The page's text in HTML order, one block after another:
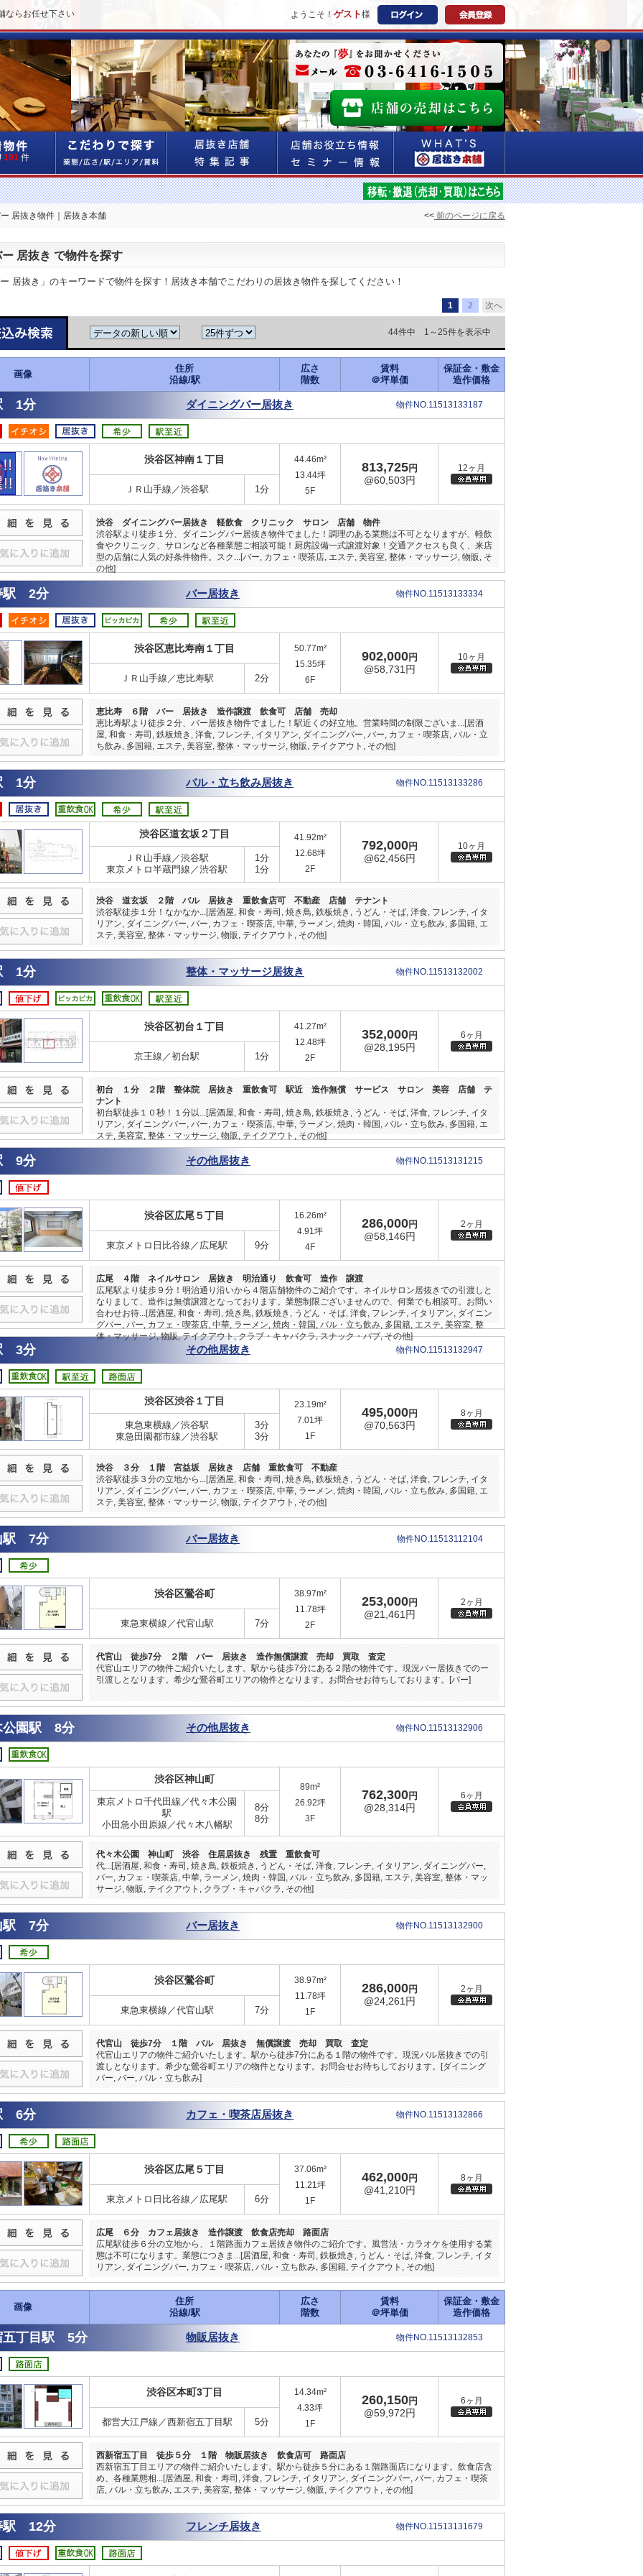
ならお任せ下さい ようこそ！ ゲスト様
191 件
居抜き物件｜居抜き本舗 << 前のページに戻る
居抜き で物件を探す
居抜き」のキーワードで物件を探す！居抜き本舗でこだわりの居抜き物件を探してください！
1 2 次へ
44件中 1～25件を表示中
画像
住所
沿線/駅
広さ
階数
賃料
＠坪単価
保証金・敷金
造作価格
1分 ダイニングバー居抜き 物件NO.11513133187
渋谷区神南１丁目
44.46m²
13.44坪
5F
813,725円
@60,503円
12ヶ月
ＪＲ山手線／渋谷駅 1分
渋谷 ダイニングバー居抜き 軽飲食 クリニック サロン 店舗 物件
渋谷駅より徒歩１分、ダイニングバー居抜き物件でました！調理のある業態は不可となりますが、軽飲
食やクリニック、サロンなど各種業態ご相談可能！厨房設備一式譲渡対象！交通アクセスも良く、来店
型の店舗に人気の好条件物件。スク...[バー, カフェ・喫茶店, エステ, 美容室, 整体・マッサージ, 物販, そ
の他]
駅 2分 バー居抜き 物件NO.11513133334
渋谷区恵比寿南１丁目
50.77m²
15.35坪
6F
902,000円
@58,731円
10ヶ月
ＪＲ山手線／恵比寿駅 2分
恵比寿 ６階 バー 居抜き 造作譲渡 飲食可 店舗 売却
恵比寿駅より徒歩２分、バー居抜き物件でました！駅近くの好立地。営業時間の制限ございま...[居酒
屋, 和食・寿司, 鉄板焼き, 洋食, フレンチ, イタリアン, ダイニングバー, バー, カフェ・喫茶店, バル・立
ち飲み, 多国籍, エステ, 美容室, 整体・マッサージ, 物販, テイクアウト, その他]
1分 バル・立ち飲み居抜き 物件NO.11513133286
渋谷区道玄坂２丁目
41.92m²
12.68坪
2F
792,000円
@62,456円
10ヶ月
ＪＲ山手線／渋谷駅
東京メトロ半蔵門線／渋谷駅
1分
1分
渋谷 道玄坂 ２階 バル 居抜き 重飲食店可 不動産 店舗 テナント
渋谷駅徒歩１分！なかなか...[居酒屋, 和食・寿司, 焼き鳥, 鉄板焼き, うどん・そば, 洋食, フレンチ, イタ
リアン, ダイニングバー, バー, カフェ・喫茶店, 中華, ラーメン, 焼肉・韓国, バル・立ち飲み, 多国籍, エ
ステ, 美容室, 整体・マッサージ, 物販, テイクアウト, その他]
1分 整体・マッサージ居抜き 物件NO.11513132002
渋谷区初台１丁目
41.27m²
12.48坪
2F
352,000円
@28,195円
6ヶ月
京王線／初台駅 1分
初台 １分 ２階 整体院 居抜き 重飲食可 駅近 造作無償 サービス サロン 美容 店舗 テ
ナント
初台駅徒歩１０秒！１分以...[居酒屋, 和食・寿司, 焼き鳥, 鉄板焼き, うどん・そば, 洋食, フレンチ, イタ
リアン, ダイニングバー, バー, カフェ・喫茶店, 中華, ラーメン, 焼肉・韓国, バル・立ち飲み, 多国籍, エ
ステ, 美容室, 整体・マッサージ, 物販, テイクアウト, その他]
9分 その他居抜き 物件NO.11513131215
渋谷区広尾５丁目
16.26m²
4.91坪
4F
286,000円
@58,146円
2ヶ月
東京メトロ日比谷線／広尾駅 9分
広尾 ４階 ネイルサロン 居抜き 明治通り 飲食可 造作 譲渡
広尾駅より徒歩９分！明治通り沿いから４階店舗物件のご紹介です。ネイルサロン居抜きでの引渡しと
なりまして、造作は無償譲渡となっております。業態制限ございませんので、何業でも相談可。お問い
合わせお待...[居酒屋, 和食・寿司, 焼き鳥, 鉄板焼き, うどん・そば, 洋食, フレンチ, イタリアン, ダイニン
グバー, バー, カフェ・喫茶店, 中華, ラーメン, 焼肉・韓国, バル・立ち飲み, 多国籍, エステ, 美容室, 整
体・マッサージ, 物販, テイクアウト, クラブ・キャバクラ, スナック・パブ, その他]
3分 その他居抜き 物件NO.11513132947
渋谷区渋谷１丁目
23.19m²
7.01坪
1F
495,000円
@70,563円
8ヶ月
東急東横線／渋谷駅
東急田園都市線／渋谷駅
3分
3分
渋谷 ３分 １階 宮益坂 居抜き 店舗 重飲食可 不動産
渋谷駅徒歩３分の立地から...[居酒屋, 和食・寿司, 焼き鳥, 鉄板焼き, うどん・そば, 洋食, フレンチ, イタ
リアン, ダイニングバー, バー, カフェ・喫茶店, 中華, ラーメン, 焼肉・韓国, バル・立ち飲み, 多国籍, エ
ステ, 美容室, 整体・マッサージ, 物販, テイクアウト, その他]
駅 7分 バー居抜き 物件NO.11513112104
渋谷区鶯谷町
38.97m²
11.78坪
2F
253,000円
@21,461円
2ヶ月
東急東横線／代官山駅 7分
代官山 徒歩7分 ２階 バー 居抜き 造作無償譲渡 売却 買取 査定
代官山エリアの物件ご紹介いたします。駅から徒歩7分にある２階の物件です。現況バー居抜きでのー
引渡しとなります。希少な鶯谷町エリアの物件となります。お問合せお待ちしております。[バー]
公園駅 8分 その他居抜き 物件NO.11513132906
渋谷区神山町
89m²
26.92坪
3F
762,300円
@28,314円
6ヶ月
東京メトロ千代田線／代々木公園
駅
小田急小田原線／代々木八幡駅
8分
8分
代々木公園 神山町 渋谷 住居居抜き 残置 重飲食可
代...[居酒屋, 和食・寿司, 焼き鳥, 鉄板焼き, うどん・そば, 洋食, フレンチ, イタリアン, ダイニングバー,
バー, カフェ・喫茶店, 中華, ラーメン, 焼肉・韓国, バル・立ち飲み, 多国籍, エステ, 美容室, 整体・マッ
サージ, 物販, テイクアウト, クラブ・キャバクラ, その他]
駅 7分 バー居抜き 物件NO.11513132900
渋谷区鶯谷町
38.97m²
11.78坪
1F
286,000円
@24,261円
2ヶ月
東急東横線／代官山駅 7分
代官山 徒歩7分 １階 バル 居抜き 無償譲渡 売却 買取 査定
代官山エリアの物件ご紹介いたします。駅から徒歩7分にある１階の物件です。現況バル居抜きでの引
渡しとなります。希少な鶯谷町エリアの物件となります。お問合せお待ちしております。[ダイニング
バー, バー, バル・立ち飲み]
6分 カフェ・喫茶店居抜き 物件NO.11513132866
渋谷区広尾５丁目
37.06m²
11.21坪
1F
462,000円
@41,210円
8ヶ月
東京メトロ日比谷線／広尾駅 6分
広尾 ６分 カフェ居抜き 造作譲渡 飲食店売却 路面店
広尾駅徒歩６分の立地から、１階路面カフェ居抜き物件のご紹介です。風営法・カラオケを使用する業
態は不可になります。業態につきま...[居酒屋, 和食・寿司, 鉄板焼き, うどん・そば, 洋食, フレンチ, イタ
リアン, ダイニングバー, カフェ・喫茶店, バル・立ち飲み, 多国籍, テイクアウト, その他]
画像
住所
沿線/駅
広さ
階数
賃料
＠坪単価
保証金・敷金
造作価格
五丁目駅 5分 物販居抜き 物件NO.11513132853
渋谷区本町3丁目
14.34m²
4.33坪
1F
260,150円
@59,972円
6ヶ月
都営大江戸線／西新宿五丁目駅 5分
西新宿五丁目 徒歩５分 １階 物販居抜き 飲食店可 路面店
西新宿五丁目エリアの物件ご紹介いたします。駅から徒歩５分にある１階路面店になります。飲食店含
め、各種業態相...[居酒屋, 和食・寿司, 洋食, フレンチ, イタリアン, ダイニングバー, バー, カフェ・喫茶
店, バル・立ち飲み, エステ, 美容室, 整体・マッサージ, 物販, テイクアウト, その他]
駅 12分 フレンチ居抜き 物件NO.11513131679